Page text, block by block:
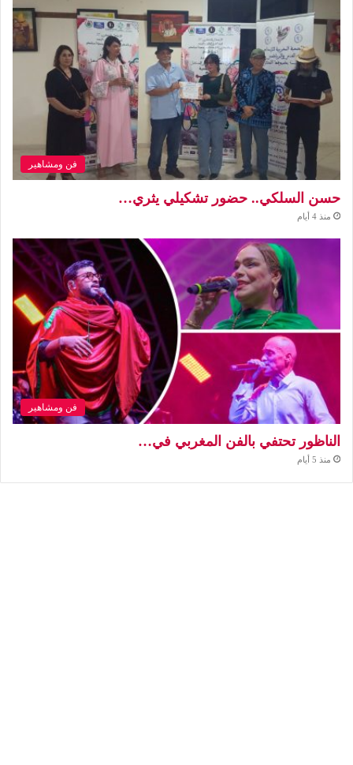
فن ومشاهير
حسن السلكي.. حضور تشكيلي يثري…
منذ 4 أيام
فن ومشاهير
الناظور تحتفي بالفن المغربي في…
منذ 5 أيام